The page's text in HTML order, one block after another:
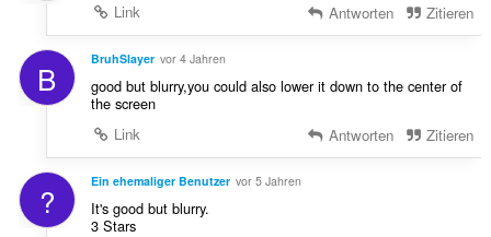
Link
Antworten Zitieren
B BruhSlayer vor 4 Jahren
good but blurry,you could also lower it down to the center of
the screen
Link
Antworten Zitieren
? Ein ehemaliger Benutzer vor 5 Jahren
It's good but blurry.
3 Stars